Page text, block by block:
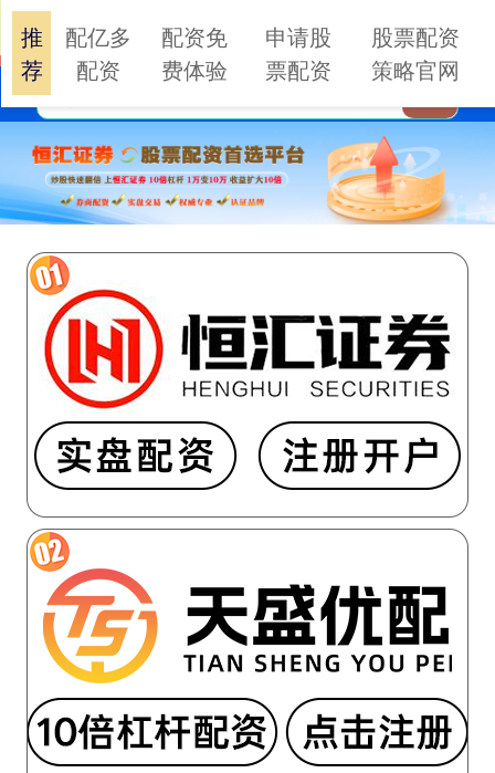
推
荐
配亿多
配资
配资免
费体验
申请股
票配资
股票配资
策略官网